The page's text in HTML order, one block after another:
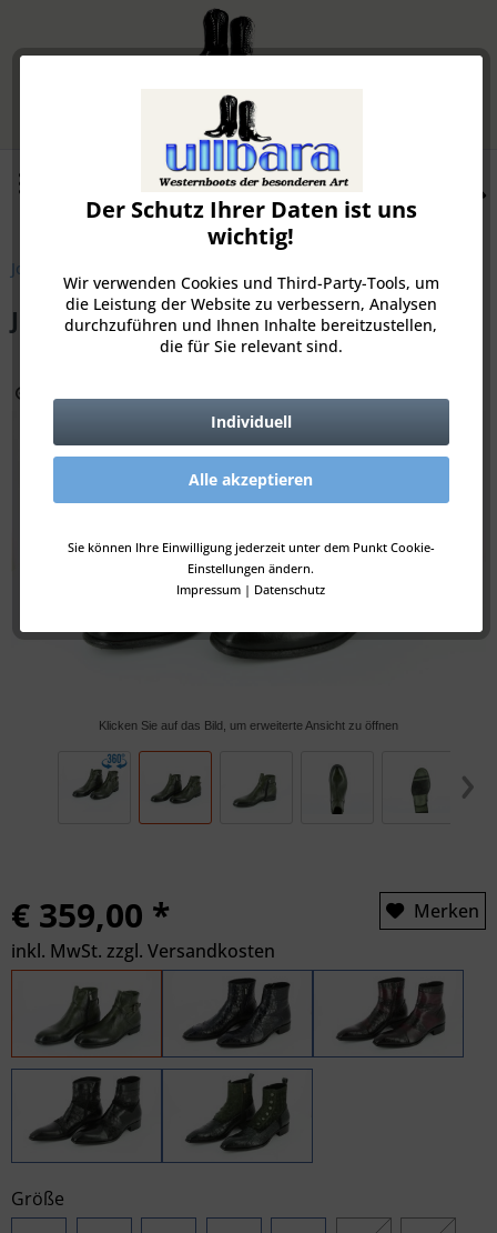
Merkzettel Mein Konto
Der Schutz Ihrer Daten ist uns
wichtig!
Wir verwenden Cookies und Third-Party-Tools, um
die Leistung der Website zu verbessern, Analysen
durchzuführen und Ihnen Inhalte bereitzustellen,
die für Sie relevant sind.
Individuell
Alle akzeptieren
Sie können Ihre Einwilligung jederzeit unter dem Punkt Cookie-
Einstellungen ändern.
Impressum | Datenschutz
Jo Ghost
Jo Ghost 5237 Bufalino Crust - Grün
Klicken Sie auf das Bild, um erweiterte Ansicht zu öffnen
€ 359,00 *
Merken
inkl. MwSt. zzgl. Versandkosten
Größe